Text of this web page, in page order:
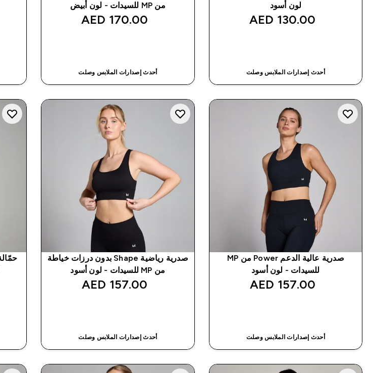
لون أسود
130.00 AED‎
أحدث إصدارات الملابس وصلت
من MP للسيدات - لون أبيض
170.00 AED‎
أحدث إصدارات الملابس وصلت
صدرية عالية الدعم Power من MP
للسيدات - لون أسود
157.00 AED‎
أحدث إصدارات الملابس وصلت
صدرية رياضية Shape بدون درزات خياطة
من MP للسيدات - لون أسود
157.00 AED‎
أحدث إصدارات الملابس وصلت